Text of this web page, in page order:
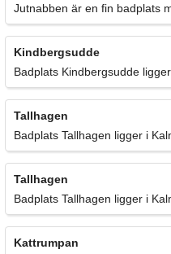
Jutnabben är en fin badplats
Kindbergsudde
Badplats Kindbergsudde
Tallhagen
Badplats Tallhagen ligger i
Tallhagen
Badplats Tallhagen ligger i
Kattrumpan